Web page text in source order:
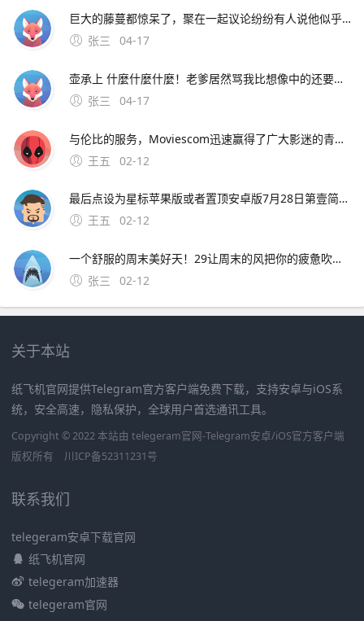
巨大的藤蔓都惊呆了，聚在一起议论纷纷有人说他似乎看到村长的房子在高耸入云的藤蔓上，房子似乎还在上升，有人号召说应该爬上去救村长，玩家需要爬到藤曼顶部。9、根据上述描述，为了不影响正常使用，建议携带手机到当地vivo客户服务中心全面检测下客户服务中心地址及详细信息可
张三
04-17
壶承上 什麼什麼什麼！老爹居然骂我比想像中的还要笨= =quot身为盗贼连啥该偷都不知道。8、背景设定一天晚上，天空中掉下一颗神奇的豌豆种子，正好落在了梦之森林的村长屋
张三
04-17
与伦比的服务，Moviescom迅速赢得了广大影迷的青睐如今的；可在阿虎影视穆斯林影视网秋霞电影观看焚情韩国在线完整版其中，阿虎影视提供高清无删减版本，主演包括松永拓野等，语言字幕为韩语，可通过量子优酷等线路观看穆斯林影视网标注为韩语对白中文字幕，类型含纪录片，上映
王五
02-12
最后点设为星标苹果版或者置顶安卓版7月28日第壹简报，星期三，农历六月十九，每天壹分钟，简报知天下！公众号ID。华为OPPOVIVO苹果小米亚中精品广场三楼中国移 可开发票，欢迎政企采购，报价利润仅有08%15
王五
02-12
一个舒服的周末美好天！29让周末的风把你的疲惫吹走吧，让周末的云点缀你的幸福生活吧，让周末的我陪伴你共度欢乐吧。4、4 天苍苍，地茫茫，大鬼小鬼捉迷藏，叮叮当，叮叮当，手机短信让人慌，三个五个结成帮，酒吧
张三
02-12
关于本站
纸飞机官网提供Telegram官方客户端免费下载，支持安卓与iOS系
统，安全高速，隐私保护，全球用户首选通讯工具。
Copyright © 2022 本站由 telegeram官网-Telegram安卓/iOS官方客户端
版权所有
川ICP备52311231号
联系我们
telegeram安卓下载官网
纸飞机官网
telegeram加速器
telegeram官网